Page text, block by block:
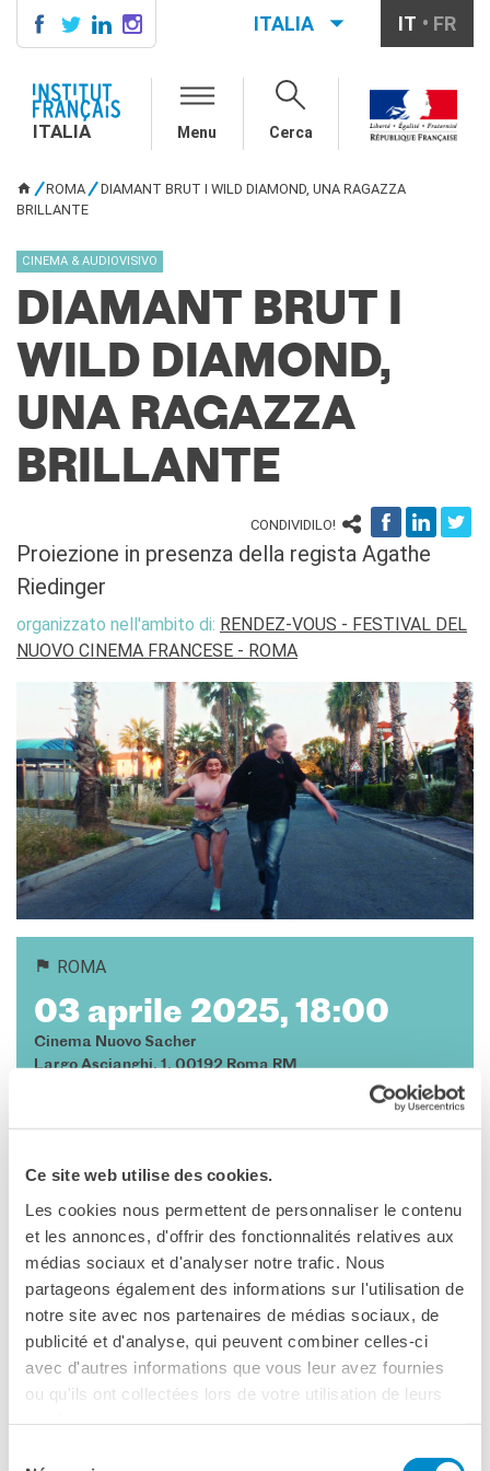
Ce site web utilise des cookies.
Les cookies nous permettent de personnaliser le contenu
et les annonces, d'offrir des fonctionnalités relatives aux
médias sociaux et d'analyser notre trafic. Nous
partageons également des informations sur l'utilisation de
notre site avec nos partenaires de médias sociaux, de
publicité et d'analyse, qui peuvent combiner celles-ci
avec d'autres informations que vous leur avez fournies
ou qu'ils ont collectées lors de votre utilisation de leurs
SCUOLA & UNIVERSITÀ
Studiare in Francia
IL PALAZZO FARNESE
CHI SIAMO
Contatti
Lavora con noi
CERCA
ITALIA IT FR
ITALIA Menu Cerca
TU SEI QUI
ROMA
DIAMANT BRUT I WILD DIAMOND, UNA RAGAZZA
BRILLANTE
CINEMA & AUDIOVISIVO
DIAMANT BRUT I
WILD DIAMOND,
UNA RAGAZZA
BRILLANTE
CONDIVIDILO!
Proiezione in presenza della regista Agathe
Riedinger
organizzato nell'ambito di: RENDEZ-VOUS - FESTIVAL DEL
NUOVO CINEMA FRANCESE - ROMA
ROMA
03 aprile 2025, 18:00
Cinema Nuovo Sacher
Largo Ascianghi, 1, 00192 Roma RM
La registaAgathe Riedingerpresenterà - il3 aprilea
Roma, alCinema Nuovo Sacher, in anteprima italiana :
DIAMANT BRUT I WILD DIAMOND, UNA
RAGAZZA BRILLANTE
ACQUISTA IL TUO BIGLIETTO ONLINE